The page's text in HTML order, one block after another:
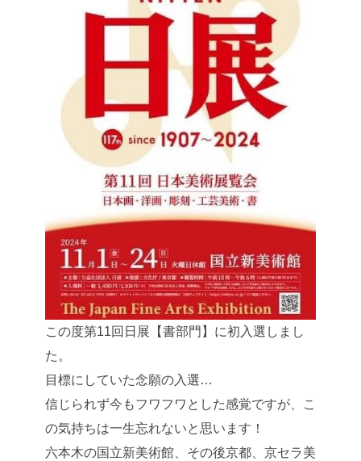
この度第11回日展【書部門】に初入選しまし
た。
目標にしていた念願の入選…
信じられず今もフワフワとした感覚ですが、こ
の気持ちは一生忘れないと思います！
六本木の国立新美術館、その後京都、京セラ美